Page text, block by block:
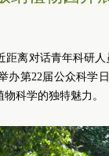
距离对话青年科研
办第22届公众科学
科学的独特魅力。